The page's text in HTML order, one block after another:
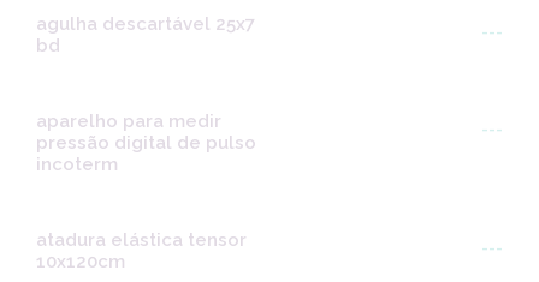
agulha descartável 25x7
bd
---
aparelho para medir
pressão digital de pulso
incoterm
---
atadura elástica tensor
10x120cm
---